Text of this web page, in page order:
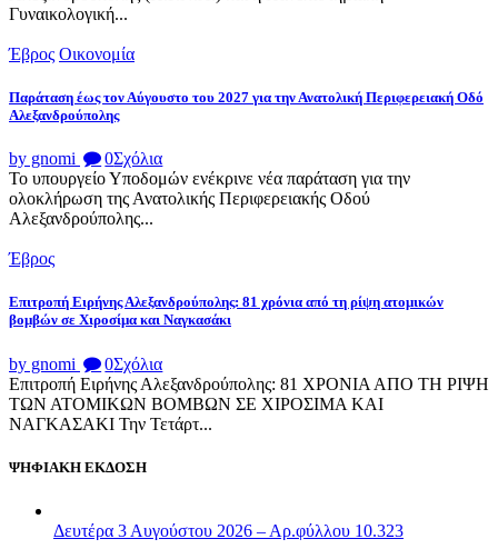
Γυναικολογική...
Έβρος Οικονομία
Παράταση έως τον Αύγουστο του 2027 για την Ανατολική Περιφερειακή Οδό
Αλεξανδρούπολης
by gnomi 0Σχόλια
Το υπουργείο Υποδομών ενέκρινε νέα παράταση για την
ολοκλήρωση της Ανατολικής Περιφερειακής Οδού
Αλεξανδρούπολης...
Έβρος
Επιτροπή Ειρήνης Αλεξανδρούπολης: 81 χρόνια από τη ρίψη ατομικών
βομβών σε Χιροσίμα και Ναγκασάκι
by gnomi 0Σχόλια
Επιτροπή Ειρήνης Αλεξανδρούπολης: 81 ΧΡΟΝΙΑ ΑΠΟ ΤΗ ΡΙΨΗ
ΤΩΝ ΑΤΟΜΙΚΩΝ ΒΟΜΒΩΝ ΣΕ ΧΙΡΟΣΙΜΑ ΚΑΙ
ΝΑΓΚΑΣΑΚΙ Την Τετάρτ...
ΨΗΦΙΑΚΗ ΕΚΔΟΣΗ
Δευτέρα 3 Αυγούστου 2026 – Αρ.φύλλου 10.323